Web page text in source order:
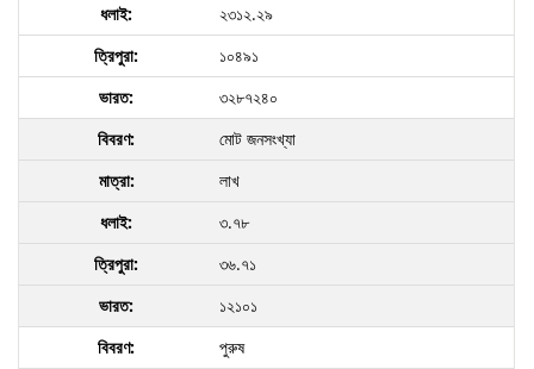
২৩১২.২৯
১০৪৯১
৩২৮৭২৪০
মোট জনসংখ্যা
লাখ
৩.৭৮
৩৬.৭১
১২১০১
পুরুষ